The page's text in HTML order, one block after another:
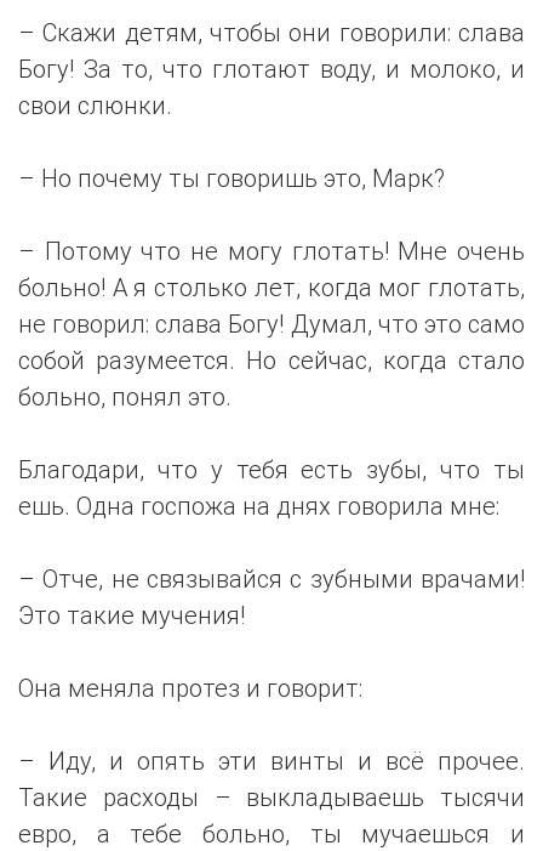
– Скажи детям, чтобы они говорили: слава
Богу! За то, что глотают воду, и молоко, и
свои слюнки.
– Но почему ты говоришь это, Марк?
– Потому что не могу глотать! Мне очень
больно! А я столько лет, когда мог глотать,
не говорил: слава Богу! Думал, что это само
собой разумеется. Но сейчас, когда стало
больно, понял это.
Благодари, что у тебя есть зубы, что ты
ешь. Одна госпожа на днях говорила мне:
– Отче, не связывайся с зубными врачами!
Это такие мучения!
Она меняла протез и говорит:
– Иду, и опять эти винты и всё прочее.
Такие расходы – выкладываешь тысячи
евро, а тебе больно, ты мучаешься и